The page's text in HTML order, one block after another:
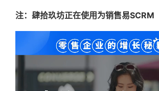
注：肆拾玖坊正在使用为销售易SCRM